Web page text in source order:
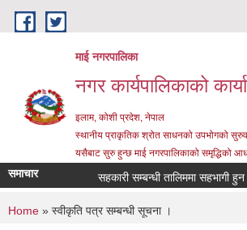
Skip to main content
माई नगरपालिका
नगर कार्यपालिकाको
इलाम, कोशी प्रदेश, नेपाल
स्थानीय प्राकृतिक श्रोत साधनको उपभोगको
यसैबाट सुरु हुन्छ माई नगरपालिकाको समृद्धिको
समाचार सहकारी सम्बन्धी तालिममा सहभागी
You are here
Home » स्वीकृति पत्र सम्बन्धी सूचना ।